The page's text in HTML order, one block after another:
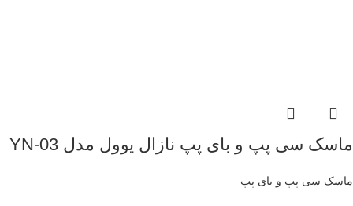
ماسک سی پپ و بای پپ نازال یوول مدل YN-03
ماسک سی پپ و بای پپ